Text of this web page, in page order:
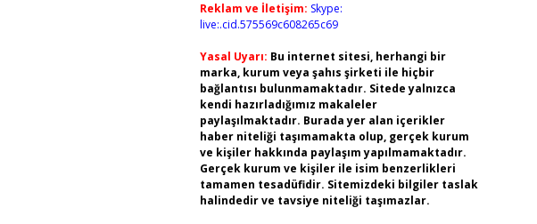
Reklam ve İletişim: Skype:
live:.cid.575569c608265c69
Yasal Uyarı: Bu internet sitesi, herhangi bir
marka, kurum veya şahıs şirketi ile hiçbir
bağlantısı bulunmamaktadır. Sitede yalnızca
kendi hazırladığımız makaleler
paylaşılmaktadır. Burada yer alan içerikler
haber niteliği taşımamakta olup, gerçek kurum
ve kişiler hakkında paylaşım yapılmamaktadır.
Gerçek kurum ve kişiler ile isim benzerlikleri
tamamen tesadüfidir. Sitemizdeki bilgiler taslak
halindedir ve tavsiye niteliği taşımazlar.